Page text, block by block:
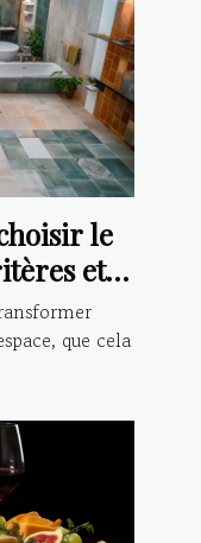
le
et
que cela